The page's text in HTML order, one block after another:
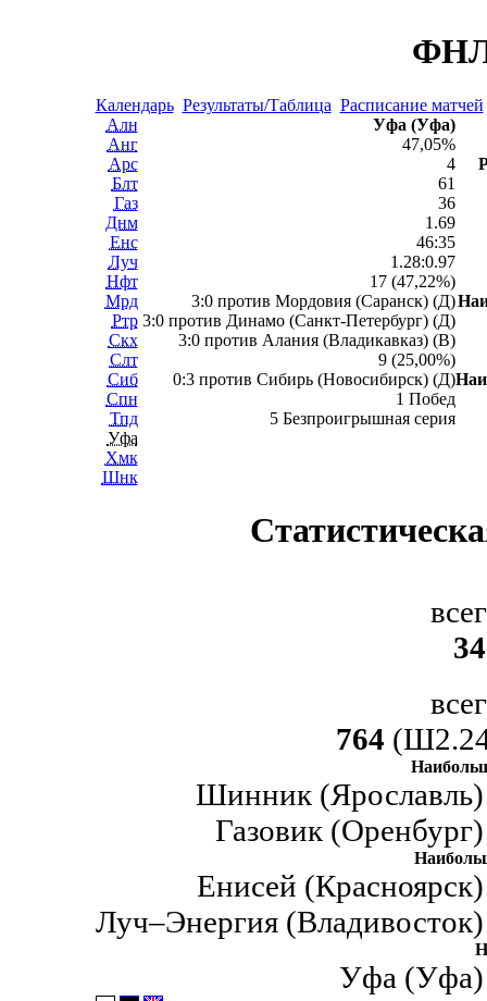
ФНЛ
Календарь Результаты/Таблица Расписание матчей
Алн
Анг
Арс
Блт
Газ
Днм
Енс
Луч
Нфт
Мрд
Ртр
Скх
Слт
Сиб
Спн
Тпд
Уфа
Хмк
Шнк
Уфа (Уфа)
47,05%
4
61
36
1.69
46:35
1.28:0.97
17 (47,22%)
3:0 против Мордовия (Саранск) (Д)
3:0 против Динамо (Санкт-Петербург) (Д)
3:0 против Алания (Владикавказ) (В)
9 (25,00%)
0:3 против Сибирь (Новосибирск) (Д)
1 Побед
5 Безпроигрышная серия
764
Шинник
Газовик
Енисей
Луч–Энергия
Уфа